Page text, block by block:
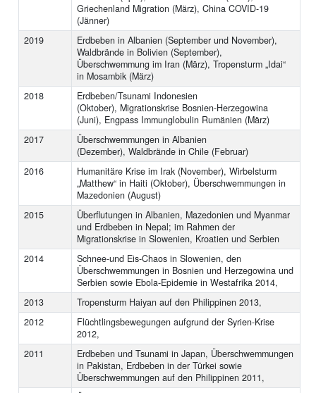
Griechenland Migration (März), China COVID-19
(Jänner)
2019
Erdbeben in Albanien (September und November),
Waldbrände in Bolivien (September),
Überschwemmung im Iran (März), Tropensturm „Idai“
in Mosambik (März)
2018
Erdbeben/Tsunami Indonesien
(Oktober), Migrationskrise Bosnien-Herzegowina
(Juni), Engpass Immunglobulin Rumänien (März)
2017
Überschwemmungen in Albanien
(Dezember), Waldbrände in Chile (Februar)
2016
Humanitäre Krise im Irak (November), Wirbelsturm
„Matthew“ in Haiti (Oktober), Überschwemmungen in
Mazedonien (August)
2015
Überflutungen in Albanien, Mazedonien und Myanmar
und Erdbeben in Nepal; im Rahmen der
Migrationskrise in Slowenien, Kroatien und Serbien
2014
Schnee-und Eis-Chaos in Slowenien, den
Überschwemmungen in Bosnien und Herzegowina und
Serbien sowie Ebola-Epidemie in Westafrika 2014,
2013
Tropensturm Haiyan auf den Philippinen 2013,
2012
Flüchtlingsbewegungen aufgrund der Syrien-Krise
2012,
2011
Erdbeben und Tsunami in Japan, Überschwemmungen
in Pakistan, Erdbeben in der Türkei sowie
Überschwemmungen auf den Philippinen 2011,